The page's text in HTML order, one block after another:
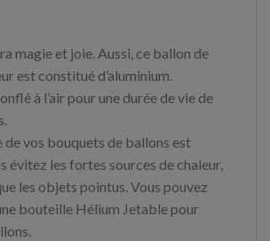
magie et joie. Aussi, ce ballon de
est constitué d’aluminium.
à l’air pour une durée de vie de
de vos bouquets de ballons est
évitez les fortes sources de chaleur,
les objets pointus. Vous pouvez
bouteille Hélium Jetable pour